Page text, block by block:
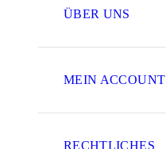
ÜBER UNS
MEIN ACCOUNT
RECHTLICHES